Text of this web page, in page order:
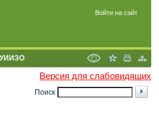
Войти на сайт
УИИЗО
Версия для слабовидящих
Поиск